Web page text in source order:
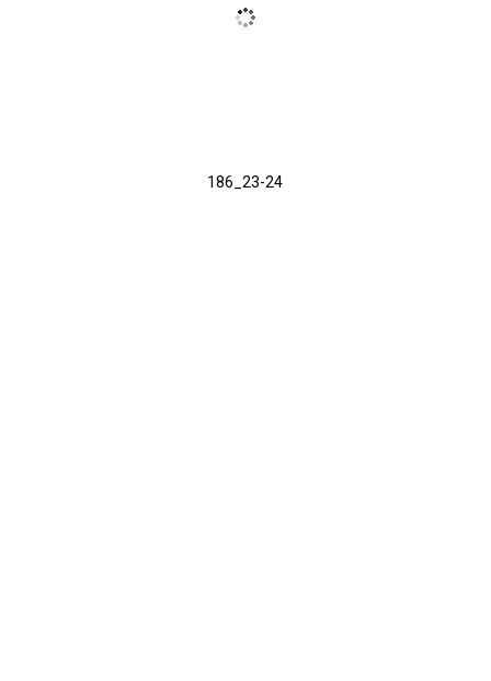
186_23-24